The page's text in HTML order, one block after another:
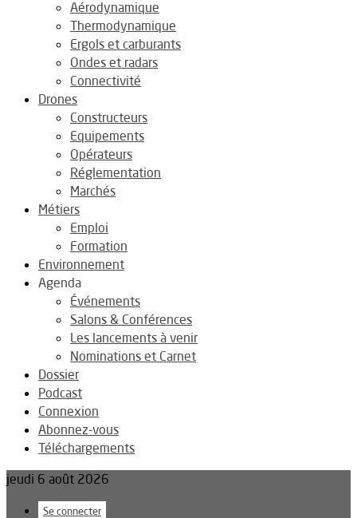
Aérodynamique
Thermodynamique
Ergols et carburants
Ondes et radars
Connectivité
Drones
Constructeurs
Equipements
Opérateurs
Réglementation
Marchés
Métiers
Emploi
Formation
Environnement
Agenda
Événements
Salons & Conférences
Les lancements à venir
Nominations et Carnet
Dossier
Podcast
Connexion
Abonnez-vous
Téléchargements
jeudi 6 août 2026
Se connecter